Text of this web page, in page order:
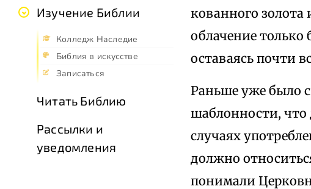
Изучение Библии
Колледж Наследие
Библия в искусстве
Записаться
Читать Библию
Рассылки и
уведомления
кованного золота
облачение
оставаясь почти
Раньше уже было
шаблонности, что
случаях
должно
понимали